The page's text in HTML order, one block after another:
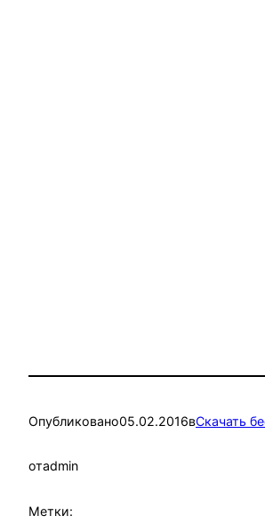
Опубликовано05.02.2016вСкачать
отadmin
Метки: